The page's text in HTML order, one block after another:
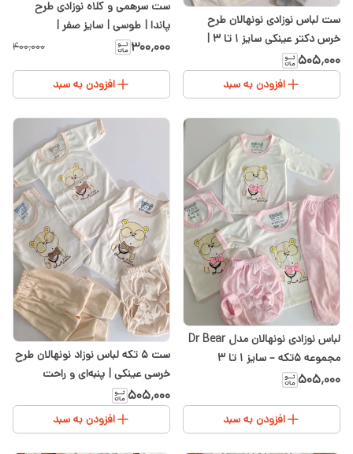
ست لباس نوزادی نونهالان طرح
خرس دکتر عینکی سایز ۱ تا ۳ |
سیسمونی شیدا
۵۰۵٬۰۰۰
افزودن به سبد
ست سرهمی و کلاه نوزادی طرح
پاندا | طوسی | سایز صفر |
سیسمونی شیدا
۳۰۰٬۰۰۰ ۴۰۰٬۰۰۰
افزودن به سبد
لباس نوزادی نونهالان مدل Dr Bear
مجموعه ۵تکه – سایز ۱ تا ۳
۵۰۵٬۰۰۰
افزودن به سبد
ست ۵ تکه لباس نوزاد نونهالان طرح
خرسی عینکی | پنبه‌ای و راحت
۵۰۵٬۰۰۰
افزودن به سبد